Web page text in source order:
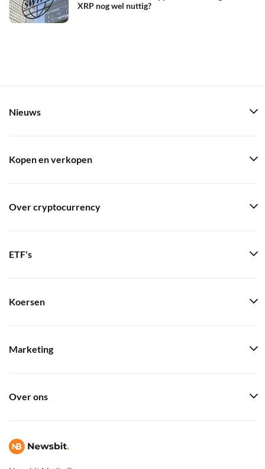
XRP nog wel nuttig?
Nieuws
Kopen en verkopen
Over cryptocurrency
ETF's
Koersen
Marketing
Over ons